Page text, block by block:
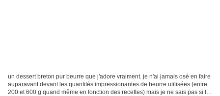
un dessert breton pur beurre que j'adore vraiment. je n'ai jamais osé en faire
auparavant devant les quantités impressionantes de beurre utilisées (entre
200 et 600 g quand même en fonction des recettes) mais je ne sais pas si le